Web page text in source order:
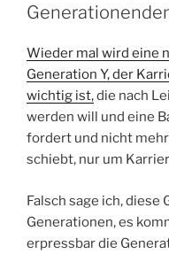
Wieder mal wird eine
Generation Y, der
wichtig ist,die nach
werden will und eine
fordert und nicht
schiebt, nur um
Falsch sage ich, diese
Generationen, es
erpressbar die